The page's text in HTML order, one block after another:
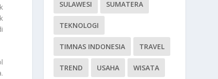
SULAWESI SUMATERA
TEKNOLOGI
TIMNAS INDONESIA TRAVEL
TREND USAHA WISATA